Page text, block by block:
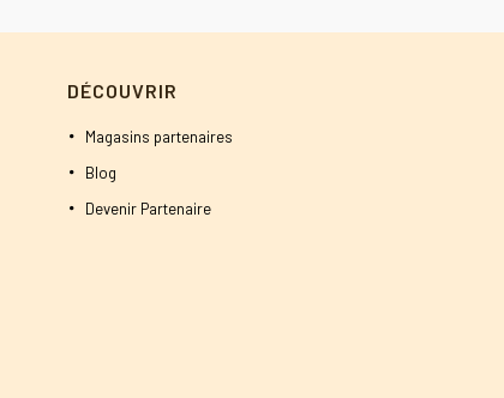
DÉCOUVRIR
Magasins partenaires
Blog
Devenir Partenaire